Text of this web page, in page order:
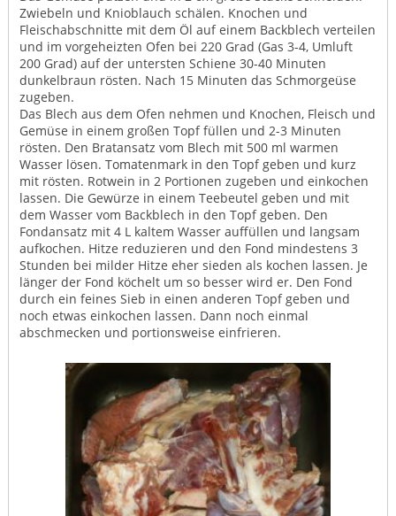
Zwiebeln und Knioblauch schälen. Knochen und
Fleischabschnitte mit dem Öl auf einem Backblech verteilen
und im vorgeheizten Ofen bei 220 Grad (Gas 3-4, Umluft
200 Grad) auf der untersten Schiene 30-40 Minuten
dunkelbraun rösten. Nach 15 Minuten das Schmorgeüse
zugeben.
Das Blech aus dem Ofen nehmen und Knochen, Fleisch und
Gemüse in einem großen Topf füllen und 2-3 Minuten
rösten. Den Bratansatz vom Blech mit 500 ml warmen
Wasser lösen. Tomatenmark in den Topf geben und kurz
mit rösten. Rotwein in 2 Portionen zugeben und einkochen
lassen. Die Gewürze in einem Teebeutel geben und mit
dem Wasser vom Backblech in den Topf geben. Den
Fondansatz mit 4 L kaltem Wasser auffüllen und langsam
aufkochen. Hitze reduzieren und den Fond mindestens 3
Stunden bei milder Hitze eher sieden als kochen lassen. Je
länger der Fond köchelt um so besser wird er. Den Fond
durch ein feines Sieb in einen anderen Topf geben und
noch etwas einkochen lassen. Dann noch einmal
abschmecken und portionsweise einfrieren.